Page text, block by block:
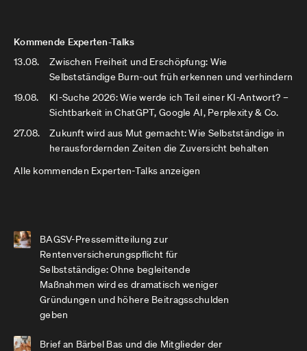
Kommende Experten-Talks
13.08.
Zwischen Freiheit und Erschöpfung: Wie
Selbstständige Burn-out früh erkennen und verhindern
19.08.
KI-Suche 2026: Wie werde ich Teil einer KI-Antwort? –
Sichtbarkeit in ChatGPT, Google AI, Perplexity & Co.
27.08.
Zukunft wird aus Mut gemacht: Wie Selbstständige in
herausfordernden Zeiten die Zuversicht behalten
Alle kommenden Experten-Talks anzeigen
BAGSV-Pressemitteilung zur
Rentenversicherungspflicht für
Selbstständige: Ohne begleitende
Maßnahmen wird es dramatisch weniger
Gründungen und höhere Beitragsschulden
geben
Brief an Bärbel Bas und die Mitglieder der